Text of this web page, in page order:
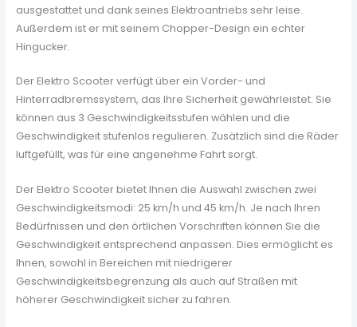
ausgestattet und dank seines Elektroantriebs sehr leise.
Außerdem ist er mit seinem Chopper-Design ein echter
Hingucker.
Der Elektro Scooter verfügt über ein Vorder- und
Hinterradbremssystem, das Ihre Sicherheit gewährleistet. Sie
können aus 3 Geschwindigkeitsstufen wählen und die
Geschwindigkeit stufenlos regulieren. Zusätzlich sind die Räder
luftgefüllt, was für eine angenehme Fahrt sorgt.
Der Elektro Scooter bietet Ihnen die Auswahl zwischen zwei
Geschwindigkeitsmodi: 25 km/h und 45 km/h. Je nach Ihren
Bedürfnissen und den örtlichen Vorschriften können Sie die
Geschwindigkeit entsprechend anpassen. Dies ermöglicht es
Ihnen, sowohl in Bereichen mit niedrigerer
Geschwindigkeitsbegrenzung als auch auf Straßen mit
höherer Geschwindigkeit sicher zu fahren.